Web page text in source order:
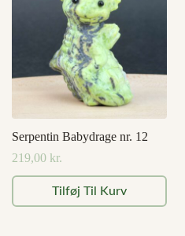
Serpentin Babydrage nr. 12
219,00 kr.
Tilføj Til Kurv